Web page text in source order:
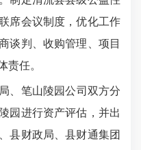
席会议制度，优化工作
谈判、收购管理、项目
责任。
、笔山陵园公司双方分
园进行资产评估，并出
县财政局、县财通集团